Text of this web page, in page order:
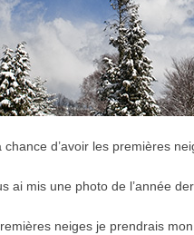
d’avoir les premières
ai mis une photo de l’année
neiges je prendrais